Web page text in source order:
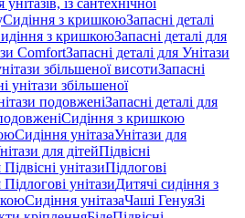
із сантехнічної
Сидіння з кришкоюЗапасні деталі
з кришкоюЗапасні деталі для
ComfortЗапасні деталі для Унітази
збільшеної висотиЗапасні
унітази збільшеної
подовженіЗапасні деталі для
Сидіння з кришкою
Сидіння унітазаУнітази для
для дітейПідвісні
унітазиПідлогові
унітазиДитячі сидіння з
Сидіння унітазаЧаші ГенуяЗі